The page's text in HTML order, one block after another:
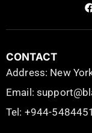
CONTACT
Address: New
Email:
Tel: +944-